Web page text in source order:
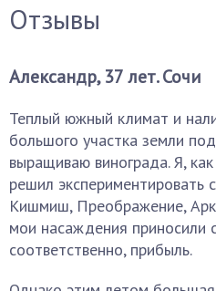
Отзывы
Александр, 37 лет. Сочи
Теплый южный климат и
большого участка земли
выращиваю винограда. Я,
решил экспериментировать
Кишмиш, Преображение,
мои насаждения приносили
соответственно, прибыль.